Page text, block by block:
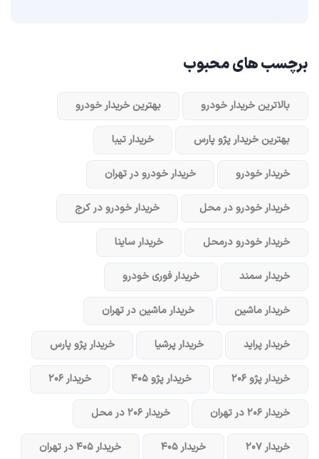
برچسب های محبوب
بالاترین خریدار خودرو بهترین خریدار خودرو
بهترین خریدار پژو پارس خریدار تیبا
خریدار خودرو خریدار خودرو در تهران
خریدار خودرو در محل خریدار خودرو در کرج
خریدار خودرو در‌محل خریدار ساینا
خریدار سمند خریدار فوری خودرو
خریدار ماشین خریدار ماشین در تهران
خریدار پراید خریدار پرشیا خریدار پژو پارس
خریدار پژو ۲۰۶ خریدار پژو ۴۰۵ خریدار ۲۰۶
خریدار ۲۰۶ در تهران خریدار ۲۰۶ در محل
خریدار ۲۰۷ خریدار ۴۰۵ خریدار ۴۰۵ در تهران